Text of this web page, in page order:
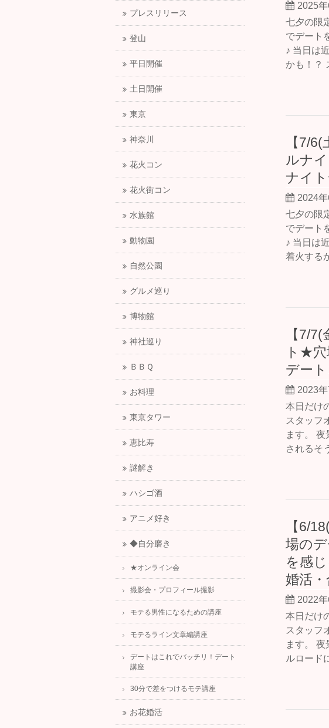
2025
七夕の限
でデート
♪ 当日は
かも！？
【7/
ルナ
ナイ
2024
七夕の限
でデート
♪ 当日は
着火する
【7/
ト★穴
デー
2023年
本日だけ
スタッフ
ます。
されるそ
【6/
場の
を感
婚活
2022
本日だけ
スタッフ
ます。
ルロード
プレスリリース
登山
平日開催
土日開催
東京
神奈川
花火コン
花火街コン
水族館
動物園
自然公園
グルメ巡り
博物館
神社巡り
ＢＢＱ
お料理
東京タワー
恵比寿
謎解き
ハシゴ酒
アニメ好き
◆自分磨き
★オンライン会
撮影会・プロフィール撮影
モテる男性になるための講座
モテるライン文章編講座
デートはこれでバッチリ！デート
講座
30分で差をつけるモテ講座
お花婚活